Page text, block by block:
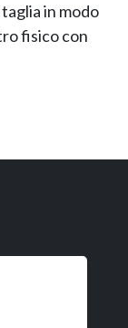
in modo
fisico con